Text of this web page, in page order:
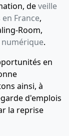
deveille
France,
Room,
numérique.
en
ainsi, à
d'emplois
la reprise